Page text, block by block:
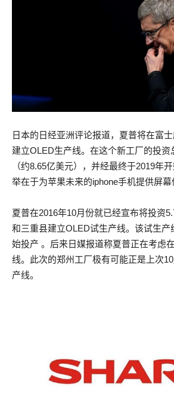
日本的日经亚洲评论报道，夏普将在富
建立OLED生产线。在这个新工厂的投资
（约8.65亿美元），并经最终于2019年
举在于为苹果未来的iphone手机提供屏幕
夏普在2016年10月份就已经宣布将投资
和三重县建立OLED试生产线。该试生产
始投产 。后来日媒报道称夏普正在考虑
线。此次的郑州工厂极有可能正是上次
产线。